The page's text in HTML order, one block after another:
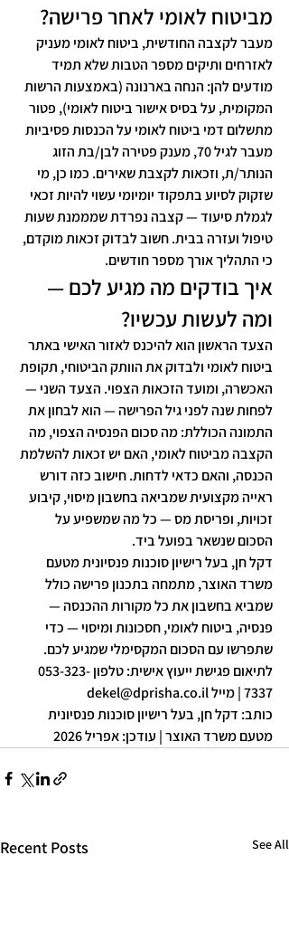
מביטוח לאומי לאחר פרישה?
מעבר לקצבה החודשית, ביטוח לאומי מעניק
לאזרחים ותיקים מספר הטבות שלא תמיד
מודעים להן: הנחה בארנונה (באמצעות הרשות
המקומית, על בסיס אישור ביטוח לאומי), פטור
מתשלום דמי ביטוח לאומי על הכנסות פסיביות
מעבר לגיל 70, מענק פטירה לבן/בת הזוג
הנותר/ת, וזכאות לקצבת שאירים. כמו כן, מי
שזקוק לסיוע בתפקוד יומיומי עשוי להיות זכאי
לגמלת סיעוד — קצבה נפרדת שמממנת שעות
טיפול ועזרה בבית. חשוב לבדוק זכאות מוקדם,
כי התהליך אורך מספר חודשים.
איך בודקים מה מגיע לכם —
ומה לעשות עכשיו?
הצעד הראשון הוא להיכנס לאזור האישי באתר
ביטוח לאומי ולבדוק את הוותק הביטוחי, תקופת
האכשרה, ומועד הזכאות הצפוי. הצעד השני —
לפחות שנה לפני גיל הפרישה — הוא לבחון את
התמונה הכוללת: מה סכום הפנסיה הצפוי, מה
הקצבה מביטוח לאומי, האם יש זכאות להשלמת
הכנסה, והאם כדאי לדחות. חישוב כזה דורש
ראייה מקצועית שמביאה בחשבון מיסוי, קיבוע
זכויות, ופריסת מס — כל מה שמשפיע על
הסכום שנשאר בפועל ביד.
דקל חן, בעל רישיון סוכנות פנסיונית מטעם
משרד האוצר, מתמחה בתכנון פרישה כולל
שמביא בחשבון את כל מקורות ההכנסה —
פנסיה, ביטוח לאומי, חסכונות ומיסוי — כדי
שתפרשו עם הסכום המקסימלי שמגיע לכם.
לתיאום פגישת ייעוץ אישית: טלפון 053-323-
7337 | מייל dekel@dprisha.co.il
כותב: דקל חן, בעל רישיון סוכנות פנסיונית
מטעם משרד האוצר | עודכן: אפריל 2026
Recent Posts See All